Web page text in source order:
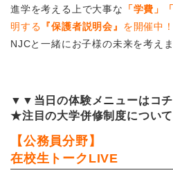
進学を考える上で大事な
「学費」
明する 『保護者説明会』 を開催中！
NJCと一緒にお子様の未来を考え
▼▼当日の体験メニューはコ
★注目の大学併修制度につい
【公務員分野】
在校生トークLIVE